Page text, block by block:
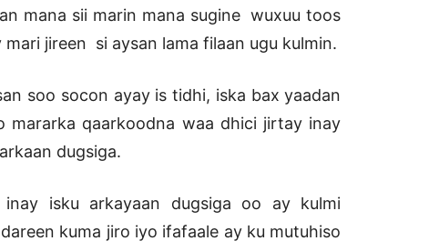
mana sii marin mana sugine wuxuu toos
jireen si aysan lama filaan ugu kulmin.
soo socon ayay is tidhi, iska bax yaadan
mararka qaarkoodna waa dhici jirtay inay
dugsiga.
isku arkayaan dugsiga oo ay kulmi
kuma jiro iyo ifafaale ay ku mutuhiso